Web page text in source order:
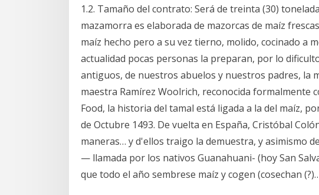
1.2. Tamaño del contrato: Será de treinta (30)
mazamorra es elaborada de mazorcas de maíz
maíz hecho pero a su vez tierno, molido, cocinado a
actualidad pocas personas la preparan, por lo
antiguos, de nuestros abuelos y nuestros padres, la
maestra Ramírez Woolrich, reconocida formalmente
Food, la historia del tamal está ligada a la del maíz,
de Octubre 1493. De vuelta en España, Cristóbal
maneras… y d'ellos traigo la demuestra, y asimismo
— llamada por los nativos Guanahuani- (hoy San
que todo el año sembrese maíz y cogen (cosechan